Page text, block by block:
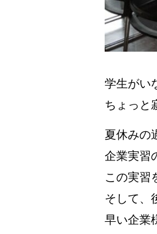
学生がい
ちょっと
夏休みの
企業実習
この実習
そして、
早い企業